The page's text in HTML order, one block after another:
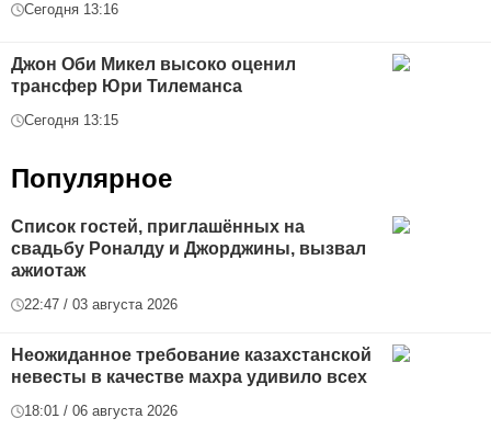
Сегодня 13:16
Джон Оби Микел высоко оценил
трансфер Юри Тилеманса
Сегодня 13:15
Популярное
Список гостей, приглашённых на
свадьбу Роналду и Джорджины, вызвал
ажиотаж
22:47 / 03 августа 2026
Неожиданное требование казахстанской
невесты в качестве махра удивило всех
18:01 / 06 августа 2026